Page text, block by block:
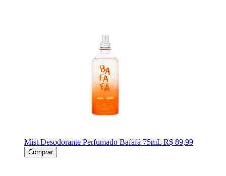
Mist Desodorante Perfumado Bafafá 75mL R$ 89,99
Comprar